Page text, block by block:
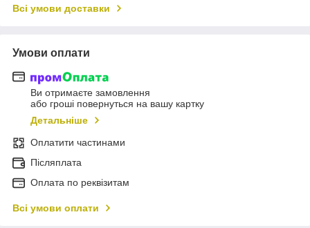
Всі умови доставки
Умови оплати
Ви отримаєте замовлення
або гроші повернуться на вашу картку
Детальніше
Оплатити частинами
Післяплата
Оплата по реквізитам
Всі умови оплати